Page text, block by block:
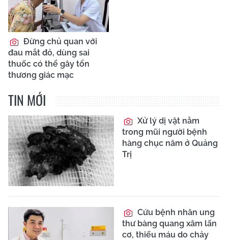
Đừng chủ quan với
đau mắt đỏ, dùng sai
thuốc có thể gây tổn
thương giác mạc
TIN MỚI
Xử lý dị vật nằm
trong mũi người bệnh
hàng chục năm ở Quảng
Trị
Cứu bệnh nhân ung
thư bàng quang xâm lấn
cơ, thiếu máu do chảy